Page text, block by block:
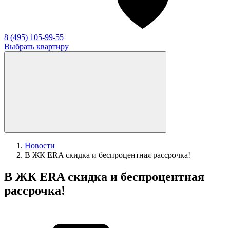
8 (495) 105-99-55
Выбрать квартиру
Новости
В ЖК ERA скидка и беспроцентная рассрочка!
В ЖК ERA скидка и беспроцентная
рассрочка!